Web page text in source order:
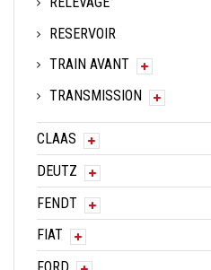
RESERVOIR
TRAIN AVANT
TRANSMISSION
CLAAS
DEUTZ
FENDT
FIAT